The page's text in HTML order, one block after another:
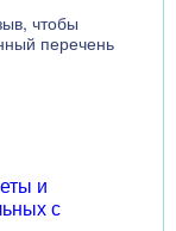
чтобы
перечень
и
с